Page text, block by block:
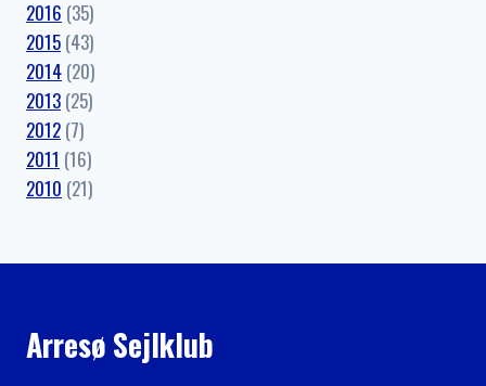
2016 (35)
2015 (43)
2014 (20)
2013 (25)
2012 (7)
2011 (16)
2010 (21)
Arresø Sejlklub